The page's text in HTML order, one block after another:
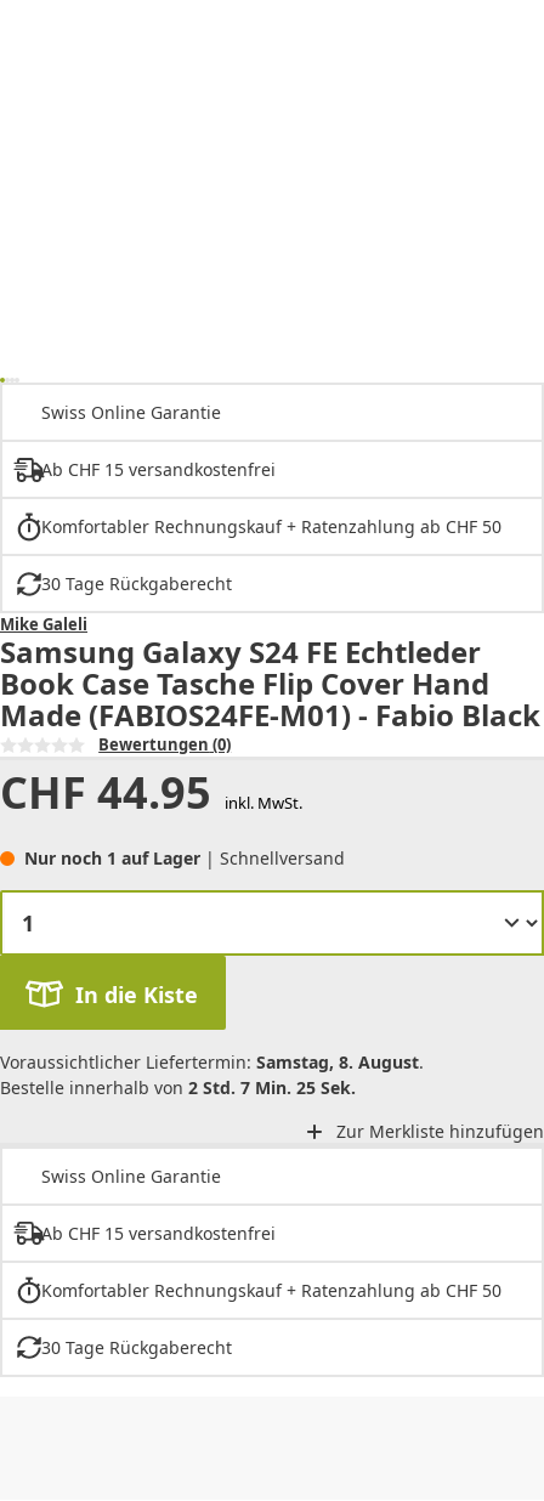
Swiss Online Garantie
Ab CHF 15 versandkostenfrei
Komfortabler Rechnungskauf + Ratenzahlung ab CHF 50
30 Tage Rückgaberecht
Mike Galeli
Samsung Galaxy S24 FE Echtleder
Book Case Tasche Flip Cover Hand
Made (FABIOS24FE-M01) - Fabio Black
Bewertungen (0)
CHF 44.95 inkl. MwSt.
Nur noch 1 auf Lager | Schnellversand
In die Kiste
Voraussichtlicher Liefertermin: Samstag, 8. August.
Bestelle innerhalb von 2 Std. 7 Min. 25 Sek.
Zur Merkliste hinzufügen
Swiss Online Garantie
Ab CHF 15 versandkostenfrei
Komfortabler Rechnungskauf + Ratenzahlung ab CHF 50
30 Tage Rückgaberecht